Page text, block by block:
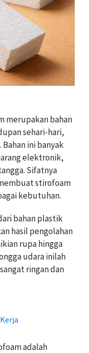
merupakan bahan
sehari-hari,
ini banyak
elektronik,
Sifatnya
stirofoam
kebutuhan.
bahan plastik
hasil pengolahan
rupa hingga
udara inilah
ringan dan
adalah